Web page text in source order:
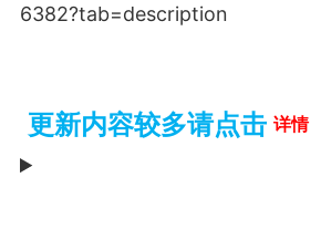
6382?tab=description
更新内容较多请点击 详情